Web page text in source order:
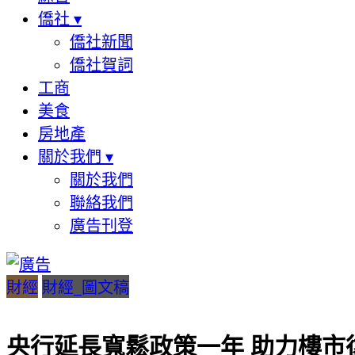
僑社 ▾
僑社新聞
僑社賀詞
工商
美食
房地產
關於我們 ▾
關於我們
聯絡我們
廣告刊登
財經 財經_圖文稿
央行延長寬鬆政策一年 助力樓市